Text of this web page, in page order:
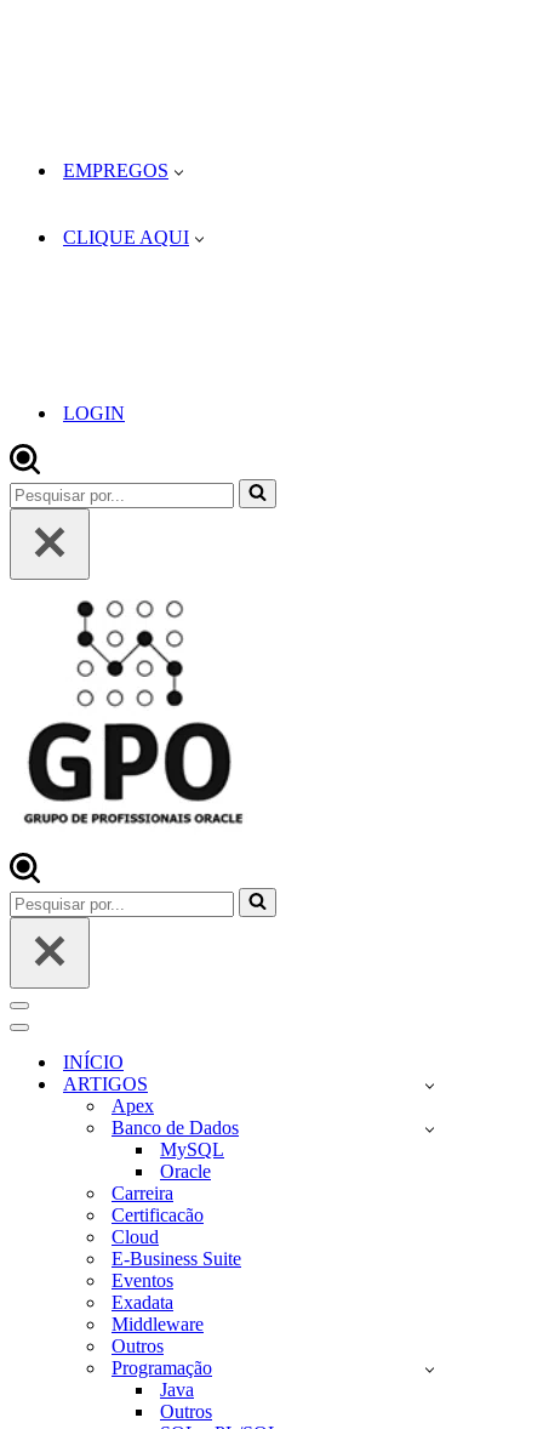
EMPREGOS
CLIQUE AQUI
LOGIN
Pesquisar
por...
Pesquisar
por...
Menu
de
navegação
Menu
navegaçãoINÍCIO
ARTIGOS
Apex
Banco de Dados
MySQL
Oracle
Carreira
Certificacão
Cloud
E-Business Suite
Eventos
Exadata
Middleware
Outros
Programação
Java
Outros